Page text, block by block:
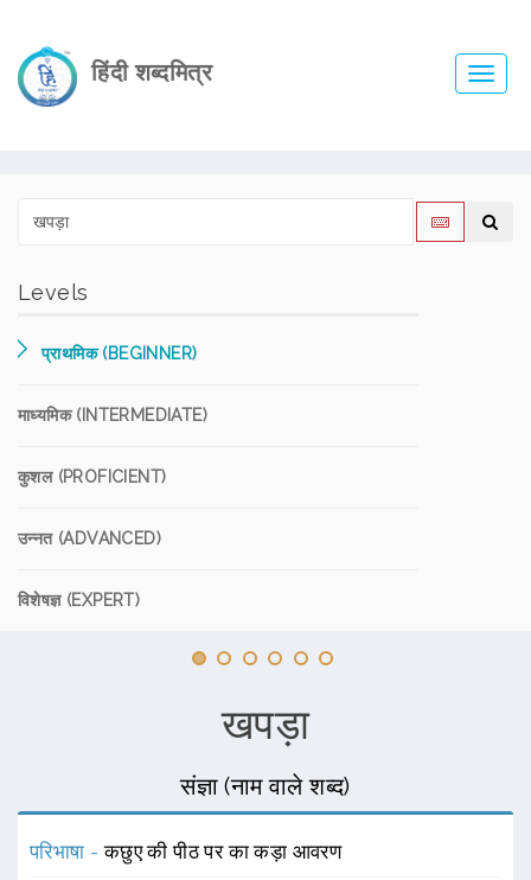
हिंदी शब्दमित्र
Levels
प्राथमिक (BEGINNER)
माध्यमिक (INTERMEDIATE)
कुशल (PROFICIENT)
उन्नत (ADVANCED)
विशेषज्ञ (EXPERT)
खपड़ा
संज्ञा (नाम वाले शब्द)
परिभाषा -कछुए की पीठ पर का कड़ा आवरण